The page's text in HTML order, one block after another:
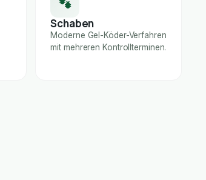
Schaben
Moderne Gel-Köder-Verfahren
mit mehreren Kontrollterminen.